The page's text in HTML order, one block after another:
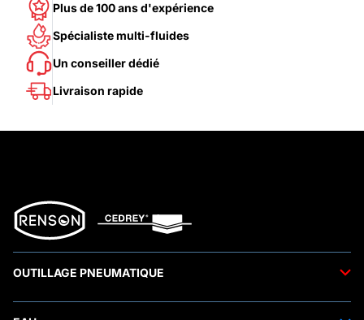
Plus de 100 ans d'expérience
Spécialiste multi-fluides
Un conseiller dédié
Livraison rapide
OUTILLAGE PNEUMATIQUE